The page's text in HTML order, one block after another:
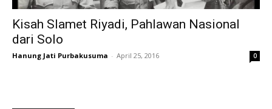
Kisah Slamet Riyadi, Pahlawan Nasional
dari Solo
Hanung Jati Purbakusuma - April 25, 2016 0